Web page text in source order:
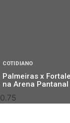
COTIDIANO
Palmeiras x
na Arena Pantanal